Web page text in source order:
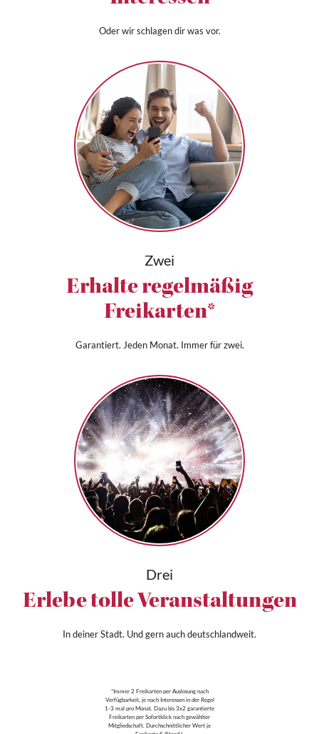
Oder wir schlagen dir was vor.
Zwei
Erhalte regelmäßig
Freikarten*
Garantiert. Jeden Monat. Immer für zwei.
Drei
Erlebe tolle Veranstaltungen
In deiner Stadt. Und gern auch deutschlandweit.
*Immer 2 Freikarten per Auslosung nach
Verfügbarkeit, je nach Interessen in der Regel
1-3 mal pro Monat. Dazu bis 3x2 garantierte
Freikarten per Sofortklick nach gewählter
Mitgliedschaft. Durchschnittlicher Wert je